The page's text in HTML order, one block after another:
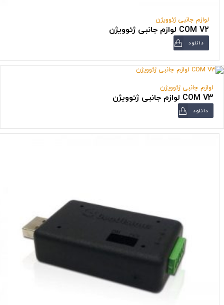
لوازم جانبی ژئوویژن
COM V2 لوازم جانبی ژئوویژن
دانلود
لوازم جانبی ژئوویژن
COM V3 لوازم جانبی ژئوویژن
دانلود